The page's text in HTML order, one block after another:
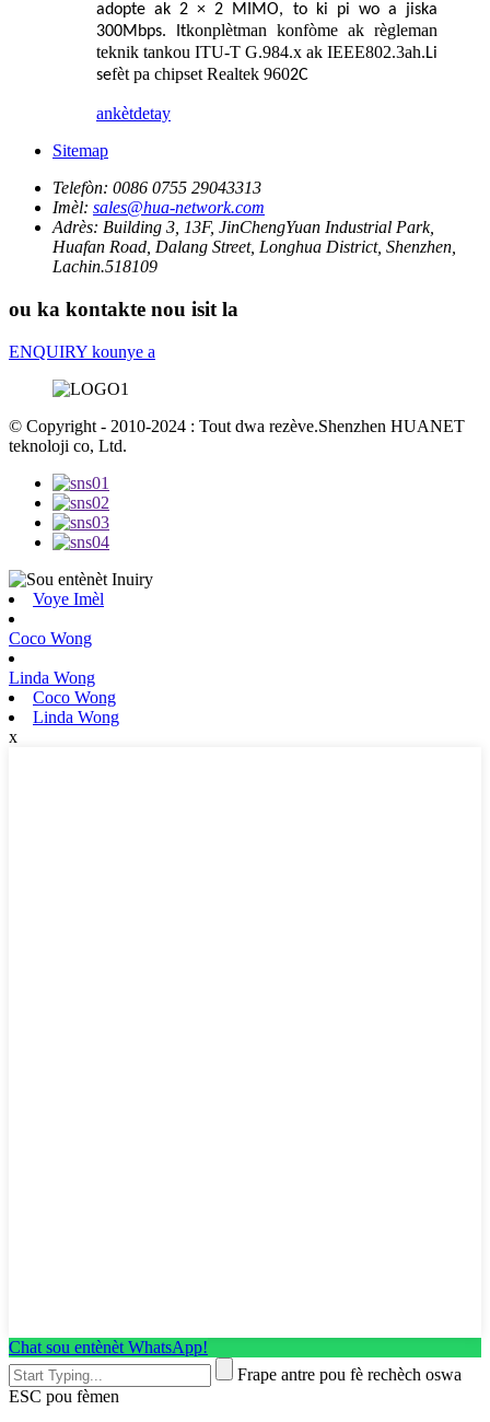
adopte ak 2 × 2 MIMO, to ki pi wo a jiska
300Mbps.
Itkonplètman konfòme ak règleman
teknik tankou ITU-T G.984.x ak IEEE802.3ah.Li
sefèt pa chipset Realtek 9602C
ankètdetay
Sitemap
Telefòn: 0086 0755 29043313
Imèl: sales@hua-network.com
Adrès: Building 3, 13F, JinChengYuan Industrial Park,
Huafan Road, Dalang Street, Longhua District, Shenzhen,
Lachin.518109
ou ka kontakte nou isit la
ENQUIRY kounye a
© Copyright - 2010-2024 : Tout dwa rezève.Shenzhen HUANET
teknoloji co, Ltd.
Voye Imèl
Coco Wong
Linda Wong
Coco Wong
Linda Wong
x
Chat sou entènèt WhatsApp!
Frape antre pou fè rechèch oswa
ESC pou fèmen